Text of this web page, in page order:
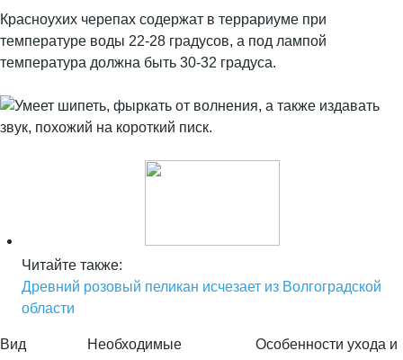
Красноухих черепах содержат в террариуме при
температуре воды 22-28 градусов, а под лампой
температура должна быть 30-32 градуса.
Читайте также:
Древний розовый пеликан исчезает из Волгоградской
области
Вид
Необходимые
Особенности ухода и